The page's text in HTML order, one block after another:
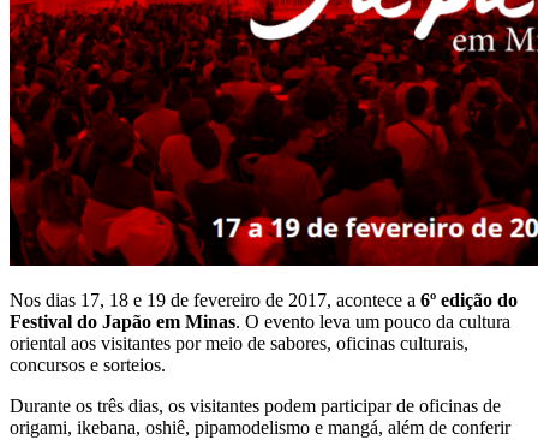
Nos dias 17, 18 e 19 de fevereiro de 2017, acontece a 6º edição do
Festival do Japão em Minas. O evento leva um pouco da cultura
oriental aos visitantes por meio de sabores, oficinas culturais,
concursos e sorteios.
Durante os três dias, os visitantes podem participar de oficinas de
origami, ikebana, oshiê, pipamodelismo e mangá, além de conferir